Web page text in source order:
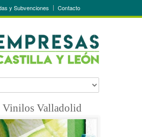
y Subvenciones Contacto
Vinilos Valladolid